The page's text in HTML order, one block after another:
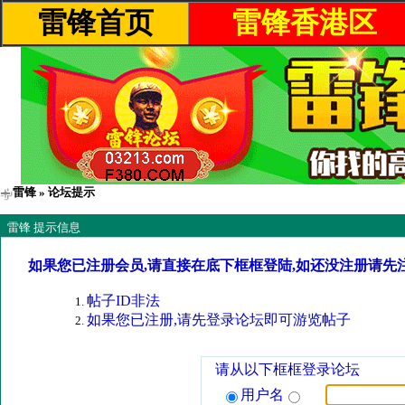
雷锋首页 雷锋香港区
雷锋 » 论坛提示
雷锋 提示信息
如果您已注册会员,请直接在底下框框登陆,如还没注册请先
帖子ID非法
如果您已注册,请先登录论坛即可游览帖子
请从以下框框登录论坛
用户名